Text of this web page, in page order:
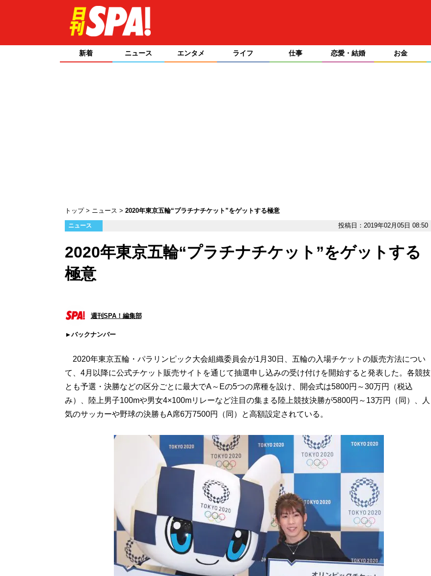
新着 ニュース エンタメ ライフ 仕事 恋愛・結婚 お金
トップ ニュース 2020年東京五輪“プラチナチケット”をゲットする極意
ニュース 投稿日：2019年02月05日 08:50
2020年東京五輪“プラチナチケット”をゲットする
極意
週刊SPA！編集部
バックナンバー
2020年東京五輪・パラリンピック大会組織委員会が1月30日、五輪の入場チケットの販売方法につい
て、4月以降に公式チケット販売サイトを通じて抽選申し込みの受け付けを開始すると発表した。各競技
とも予選・決勝などの区分ごとに最大でA～Eの5つの席種を設け、開会式は5800円～30万円（税込
み）、陸上男子100mや男女4×100mリレーなど注目の集まる陸上競技決勝が5800円～13万円（同）、人
気のサッカーや野球の決勝もA席6万7500円（同）と高額設定されている。